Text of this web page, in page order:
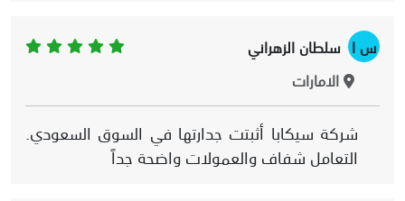
س ا سلطان الزهراني
الامارات
شركة سيكابا أثبتت جدارتها في السوق السعودي.
التعامل شفاف والعمولات واضحة جداً